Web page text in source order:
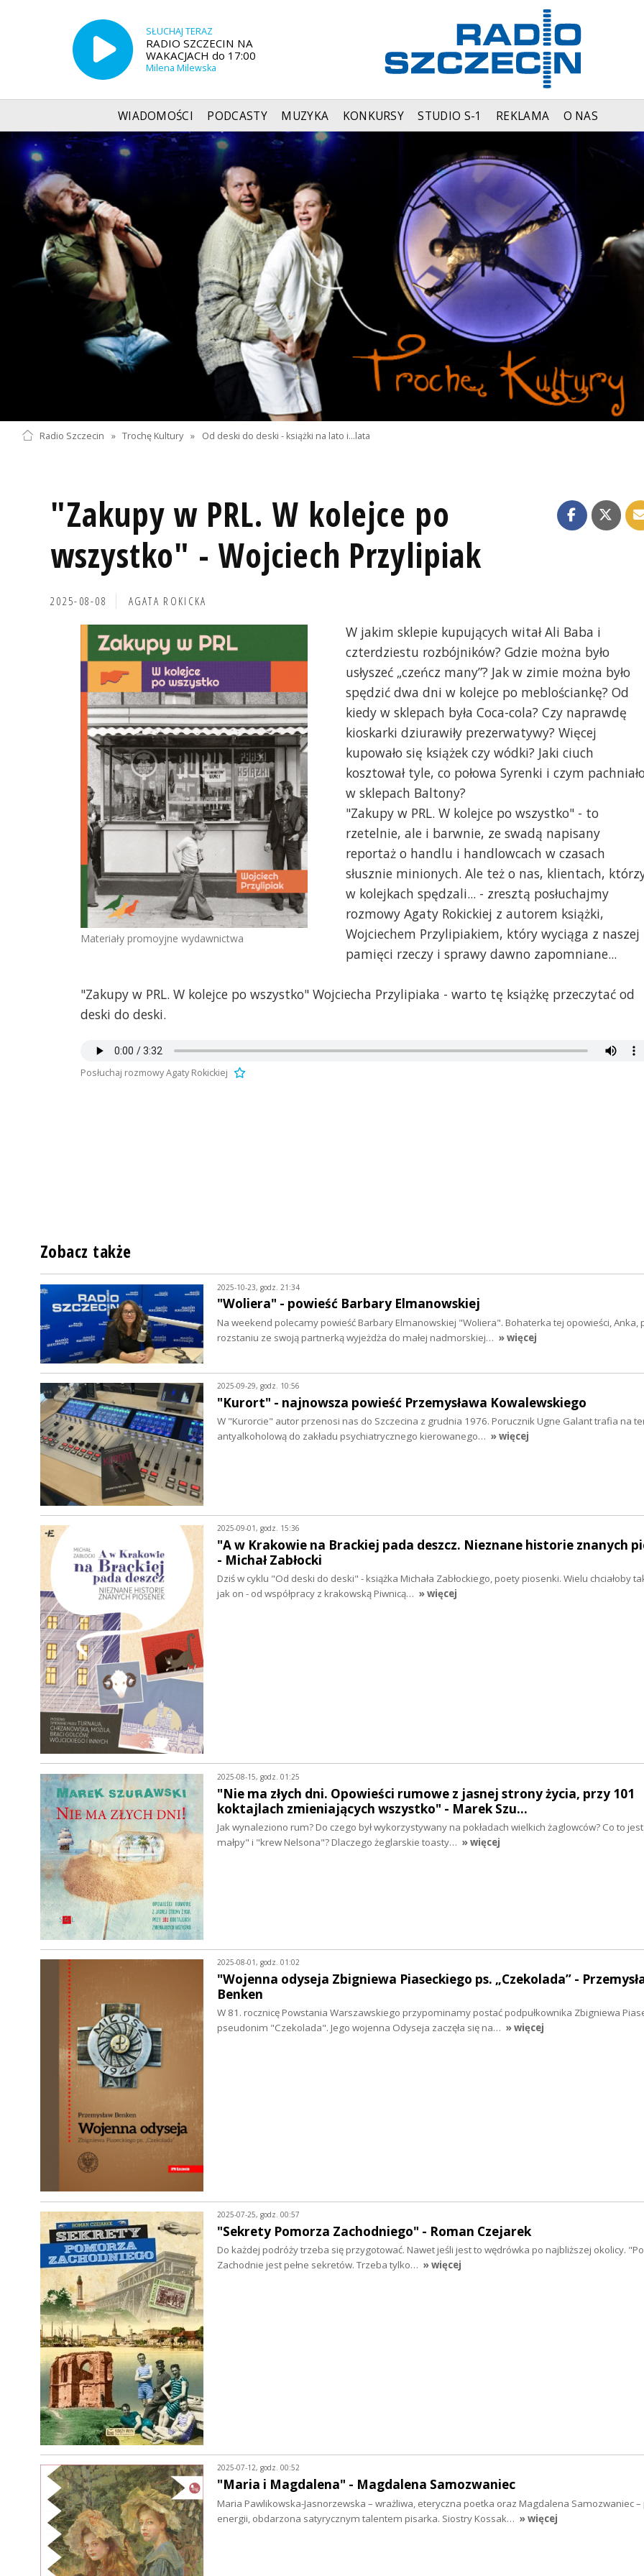
SŁUCHAJ TERAZ
RADIO SZCZECIN NA
WAKACJACH do 17:00
Milena Milewska
WIADOMOŚCI PODCASTY MUZYKA KONKURSY STUDIO S-1 REKLAMA O NAS
Radio Szczecin » Trochę Kultury » Od deski do deski - książki na lato i...lata
"Zakupy w PRL. W kolejce po
wszystko" - Wojciech Przylipiak
2025-08-08 AGATA ROKICKA
Materiały promoyjne wydawnictwa
W jakim sklepie kupujących witał Ali Baba i
czterdziestu rozbójników? Gdzie można było
usłyszeć „czeńcz many”? Jak w zimie można było
spędzić dwa dni w kolejce po meblościankę? Od
kiedy w sklepach była Coca-cola? Czy naprawdę
kioskarki dziurawiły prezerwatywy? Więcej
kupowało się książek czy wódki? Jaki ciuch
kosztował tyle, co połowa Syrenki i czym pachniało
w sklepach Baltony?
"Zakupy w PRL. W kolejce po wszystko" - to
rzetelnie, ale i barwnie, ze swadą napisany
reportaż o handlu i handlowcach w czasach
słusznie minionych. Ale też o nas, klientach,
w kolejkach spędzali... - zresztą posłuchajmy
rozmowy Agaty Rokickiej z autorem książki,
Wojciechem Przylipiakiem, który wyciąga z naszej
pamięci rzeczy i sprawy dawno zapomniane...
"Zakupy w PRL. W kolejce po wszystko" Wojciecha Przylipiaka - warto tę książkę przeczytać od
deski do deski.
Posłuchaj rozmowy Agaty Rokickiej
Zobacz także
2025-10-23, godz. 21:34
"Woliera" - powieść Barbary Elmanowskiej
Na weekend polecamy powieść Barbary Elmanowskiej "Woliera". Bohaterka tej opowieści, Anka,
rozstaniu ze swoją partnerką wyjeżdża do małej nadmorskiej… » więcej
2025-09-29, godz. 10:56
"Kurort" - najnowsza powieść Przemysława Kowalewskiego
W "Kurorcie" autor przenosi nas do Szczecina z grudnia 1976. Porucznik Ugne Galant trafia na
antyalkoholową do zakładu psychiatrycznego kierowanego… » więcej
2025-09-01, godz. 15:36
"A w Krakowie na Brackiej pada deszcz. Nieznane historie znanych
- Michał Zabłocki
Dziś w cyklu "Od deski do deski" - książka Michała Zabłockiego, poety piosenki. Wielu chciałoby
jak on - od współpracy z krakowską Piwnicą… » więcej
2025-08-15, godz. 01:25
"Nie ma złych dni. Opowieści rumowe z jasnej strony życia, przy 101
koktajlach zmieniających wszystko" - Marek Szu…
Jak wynaleziono rum? Do czego był wykorzystywany na pokładach wielkich żaglowców? Co to
małpy" i "krew Nelsona"? Dlaczego żeglarskie toasty… » więcej
2025-08-01, godz. 01:02
"Wojenna odyseja Zbigniewa Piaseckiego ps. „Czekolada” -
Benken
W 81. rocznicę Powstania Warszawskiego przypominamy postać podpułkownika Zbigniewa
pseudonim "Czekolada". Jego wojenna Odyseja zaczęła się na… » więcej
2025-07-25, godz. 00:57
"Sekrety Pomorza Zachodniego" - Roman Czejarek
Do każdej podróży trzeba się przygotować. Nawet jeśli jest to wędrówka po najbliższej okolicy.
Zachodnie jest pełne sekretów. Trzeba tylko… » więcej
2025-07-12, godz. 00:52
"Maria i Magdalena" - Magdalena Samozwaniec
Maria Pawlikowska-Jasnorzewska – wrażliwa, eteryczna poetka oraz Magdalena Samozwaniec –
energii, obdarzona satyrycznym talentem pisarka. Siostry Kossak… » więcej